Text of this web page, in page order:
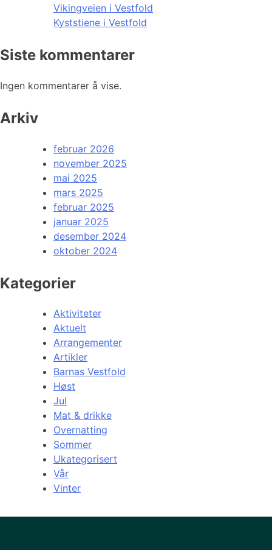
Vikingveien i Vestfold
Kyststiene i Vestfold
Siste kommentarer
Ingen kommentarer å vise.
Arkiv
februar 2026
november 2025
mai 2025
mars 2025
februar 2025
januar 2025
desember 2024
oktober 2024
Kategorier
Aktiviteter
Aktuelt
Arrangementer
Artikler
Barnas Vestfold
Høst
Jul
Mat & drikke
Overnatting
Sommer
Ukategorisert
Vår
Vinter